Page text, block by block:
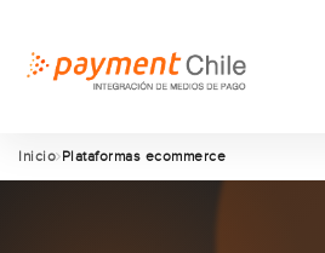
Inicio Plataformas ecommerce